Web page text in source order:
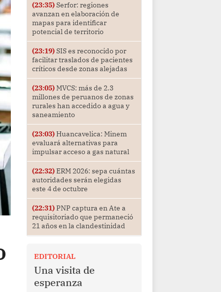
(23:35)Serfor: regiones
avanzan en elaboración de
mapas para identificar
potencial de territorio
(23:19)SIS es reconocido por
facilitar traslados de pacientes
críticos desde zonas alejadas
(23:05)MVCS: más de 2.3
millones de peruanos de zonas
rurales han accedido a agua y
saneamiento
(23:03)Huancavelica: Minem
evaluará alternativas para
impulsar acceso a gas natural
(22:32)ERM 2026: sepa cuántas
autoridades serán elegidas
este 4 de octubre
(22:31)PNP captura en Ate a
requisitoriado que permaneció
21 años en la clandestinidad
EDITORIAL
Una visita de
esperanza